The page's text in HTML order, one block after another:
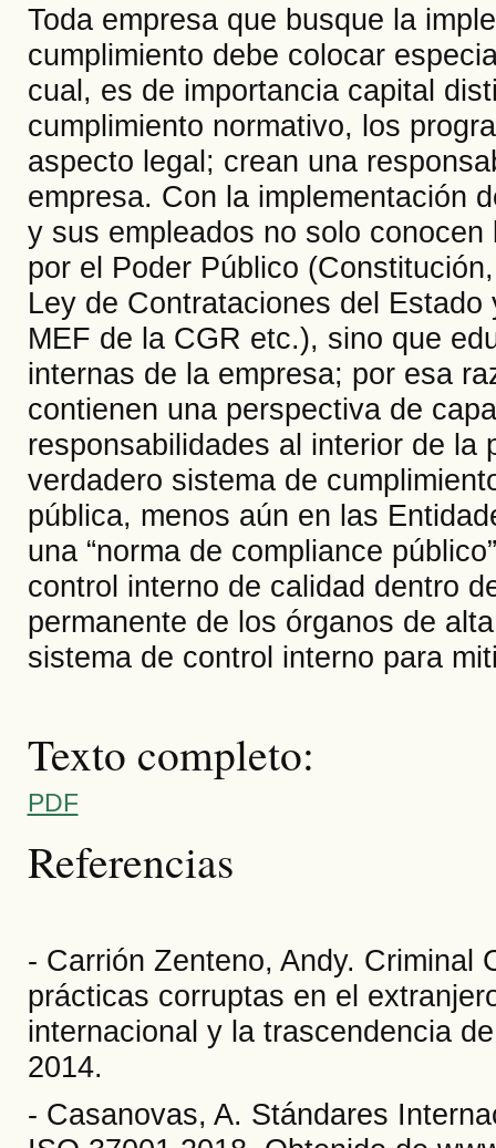
Toda empresa que busque la
cumplimiento debe colocar
cual, es de importancia capital
cumplimiento normativo, los
aspecto legal; crean una
empresa. Con la implementación
y sus empleados no solo
por el Poder Público
Ley de Contrataciones del
MEF de la CGR etc.), sino que
internas de la empresa; por esa
contienen una perspectiva de
responsabilidades al interior de
verdadero sistema de
pública, menos aún en las
una “norma de compliance
control interno de calidad dentro
permanente de los órganos de
sistema de control interno para
Texto completo:
PDF
Referencias
- Carrión Zenteno, Andy. Criminal
prácticas corruptas en el
internacional y la trascendencia
2014.
- Casanovas, A. Stándares